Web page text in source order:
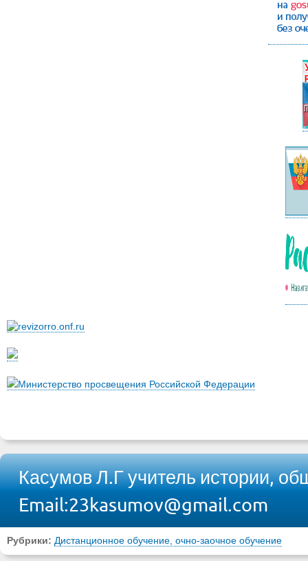
Министерство просвещения Российской Федерации
Касумов Л.Г учитель истории,
Email:23kasumov@gmail.com
Рубрики: Дистанционное обучение, очно-заочное обучение